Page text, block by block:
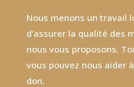
Nous menons un travail
d'assurer la qualité des
nous vous proposons.
vous pouvez nous aider
don.